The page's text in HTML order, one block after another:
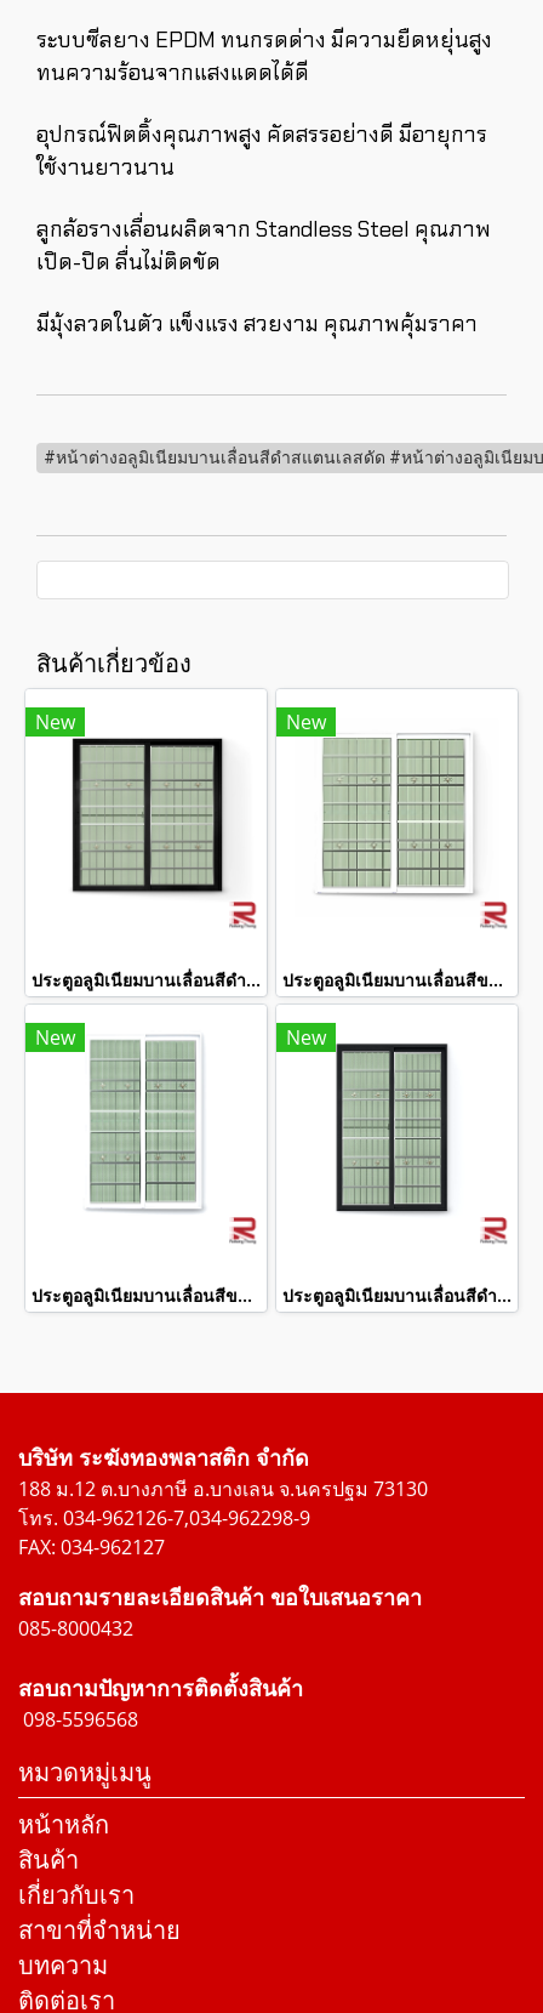
ระบบซีลยาง EPDM ทนกรดด่าง มีความยืดหยุ่นสูง
ทนความร้อนจากแสงแดดได้ดี
อุปกรณ์ฟิตติ้งคุณภาพสูง คัดสรรอย่างดี มีอายุการ
ใช้งานยาวนาน
ลูกล้อรางเลื่อนผลิตจาก Standless Steel คุณภาพ
เปิด-ปิด ลื่นไม่ติดขัด
มีมุ้งลวดในตัว แข็งแรง สวยงาม คุณภาพคุ้มราคา
#หน้าต่างอลูมิเนียมบานเลื่อนสีดำสแตนเลสดัด #หน้าต่างอลูมิเนีย
สินค้าเกี่ยวข้อง
New
ประตูอลูมิเนียมบานเลื่อนสีดำสแตนเลสดัด winking
New
ประตูอลูมิเนียมบานเลื่อนสีขาวสแตนเลสดัด winking
New
ประตูอลูมิเนียมบานเลื่อนสีขาวสแตนเลสดัด winking
New
ประตูอลูมิเนียมบานเลื่อนสีดำสแตนเลสดัด winking
บริษัท ระฆังทองพลาสติก จำกัด
188 ม.12 ต.บางภาษี อ.บางเลน จ.นครปฐม 73130
โทร. 034-962126-7,034-962298-9
FAX: 034-962127
สอบถามรายละเอียดสินค้า ขอใบเสนอราคา
085-8000432
สอบถามปัญหาการติดตั้งสินค้า
098-5596568
หมวดหมู่เมนู
หน้าหลัก
สินค้า
เกี่ยวกับเรา
สาขาที่จำหน่าย
บทความ
ติดต่อเรา